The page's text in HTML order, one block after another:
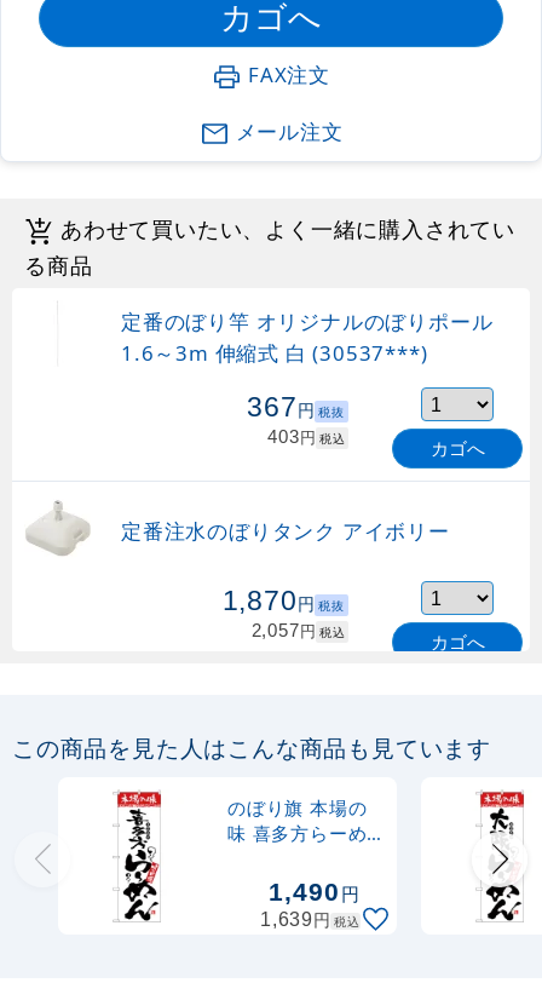
FAX注文
メール注文
あわせて買いたい、よく一緒に購入されてい
る商品
定番のぼり竿 オリジナルのぼりポール
1.6～3m 伸縮式 白 (30537***)
367円 税抜
403円 税込 カゴへ
定番注水のぼりタンク アイボリー
1,870円 税抜
2,057円 税込 カゴへ
1.6～3m 伸縮式 緑 (30537GRN)
売り切れ中
購入不可
定番のぼり竿 オリジナルのぼりポール
1.6～3m 伸縮式 水色 (30537SBL)
この商品を見た人はこんな商品も見ています
のぼり旗 本場の
味 喜多方らーめ
1,490円
1,639円 税込